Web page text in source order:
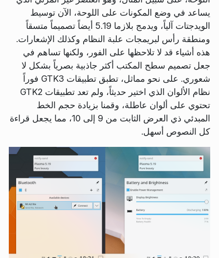
يساعد في وضع المكونات على اللوحة، الآن توسيط
الويدجتات آلياً، ويدمج بلازما 5.19 أيضاً تصميماً متسقاً
ومنطقة رأس لبريمجات علبة النظام وكذلك الإشعارات.
هذه أشياء قد لا تلاحظها على الفور، ولكنها تساهم في
جعل تصميم سطح المكتب أكثر جاذبية بصرياً بشكل لا
شعوري. على نحو مماثل، تطبق تطبيقات GTK3 فوراً
نظام الألوان الذي اختير حديثاً، ولم تعد تطبيقات GTK2
تحتوي على ألوان عاطلة، وقمنا بزيادة حجم الخط
المبدئي ذي العرض الثابت من 9 إلى 10، مما يجعل قراءة
كل النصوص أسهل.